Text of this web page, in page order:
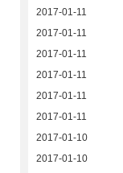
2017-01-11
2017-01-11
2017-01-11
2017-01-11
2017-01-11
2017-01-11
2017-01-10
2017-01-10